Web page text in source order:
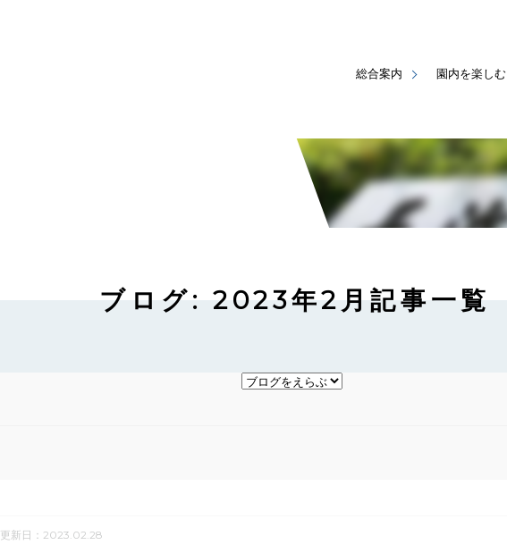
総合案内 園内を楽しむ
ブログ: 2023年2月記事一覧
更新日：2023.02.28